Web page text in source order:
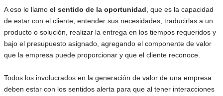
A eso le llamo el sentido de la oportunidad , que es la capacidad
de estar con el cliente, entender sus necesidades, traducirlas a un
producto o solución, realizar la entrega en los tiempos requeridos y
bajo el presupuesto asignado, agregando el componente de valor
que la empresa puede proporcionar y que el cliente reconoce.
Todos los involucrados en la generación de valor de una empresa
deben estar con los sentidos alerta para que al tener interacciones